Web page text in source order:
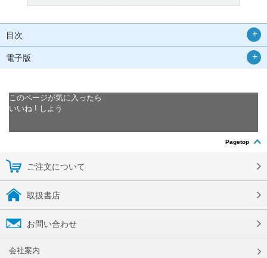
目次
電子版
このページが気に入ったら
いいね ! しよう
Pagetop
ご注文について
取扱書店
お問い合わせ
会社案内